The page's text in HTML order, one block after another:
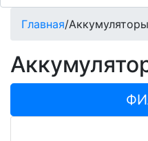
Главная/